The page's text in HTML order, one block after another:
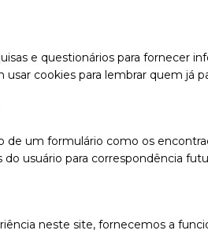
e questionários para fornecer
usar cookies para lembrar quem já
de um formulário como os
usuário para correspondência
neste site, fornecemos a